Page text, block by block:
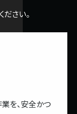
さい。
を、安全かつ